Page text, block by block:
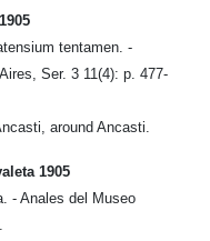
tentamen. -
Ser. 3 11(4): p. 477-
around Ancasti.
1905
- Anales del Museo